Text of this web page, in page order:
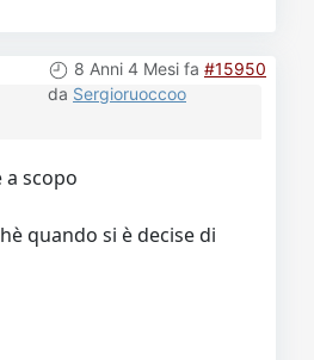
8 Anni 4 Mesi fa #15950
da Sergioruoccoo
a scopo
quando si è decise di